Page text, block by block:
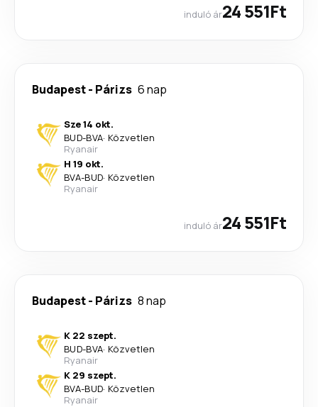
induló ár24 551Ft
Budapest- Párizs 6 nap
Sze 14 okt.
BUD-BVA· Közvetlen
Ryanair
H 19 okt.
BVA-BUD· Közvetlen
Ryanair
induló ár24 551Ft
Budapest- Párizs 8 nap
K 22 szept.
BUD-BVA· Közvetlen
Ryanair
K 29 szept.
BVA-BUD· Közvetlen
Ryanair